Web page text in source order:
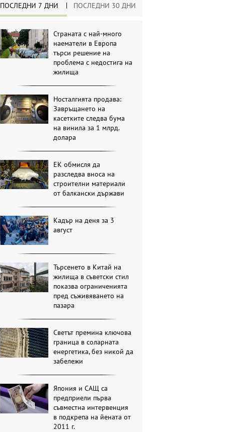
ПОСЛЕДНИ 7 ДНИ ПОСЛЕДНИ 30 ДНИ
Страната с най-много
наематели в Европа
търси решение на
проблема с недостига на
жилища
Носталгията продава:
Завръщането на
касетките следва бума
на винила за 1 млрд.
долара
ЕК обмисля да
разследва вноса на
строителни материали
от балкански държави
Кадър на деня за 3
август
Търсенето в Китай на
жилища в съветски стил
показва ограниченията
пред съживяването на
пазара
Светът премина ключова
граница в соларната
енергетика, без никой да
забележи
Япония и САЩ са
предприели първа
съвместна интервенция
в подкрепа на йената от
2011 г.